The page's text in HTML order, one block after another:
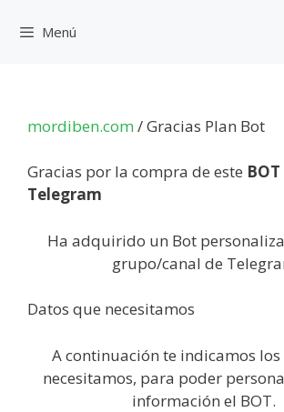
Menú
mordiben.com /Gracias Plan Bot
Gracias por la compra de este
Telegram
Ha adquirido un Bot
grupo/canal de
Datos que necesitamos
A continuación te indicamos
necesitamos, para poder
información el BOT.